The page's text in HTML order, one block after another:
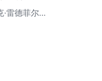
雷德菲尔德